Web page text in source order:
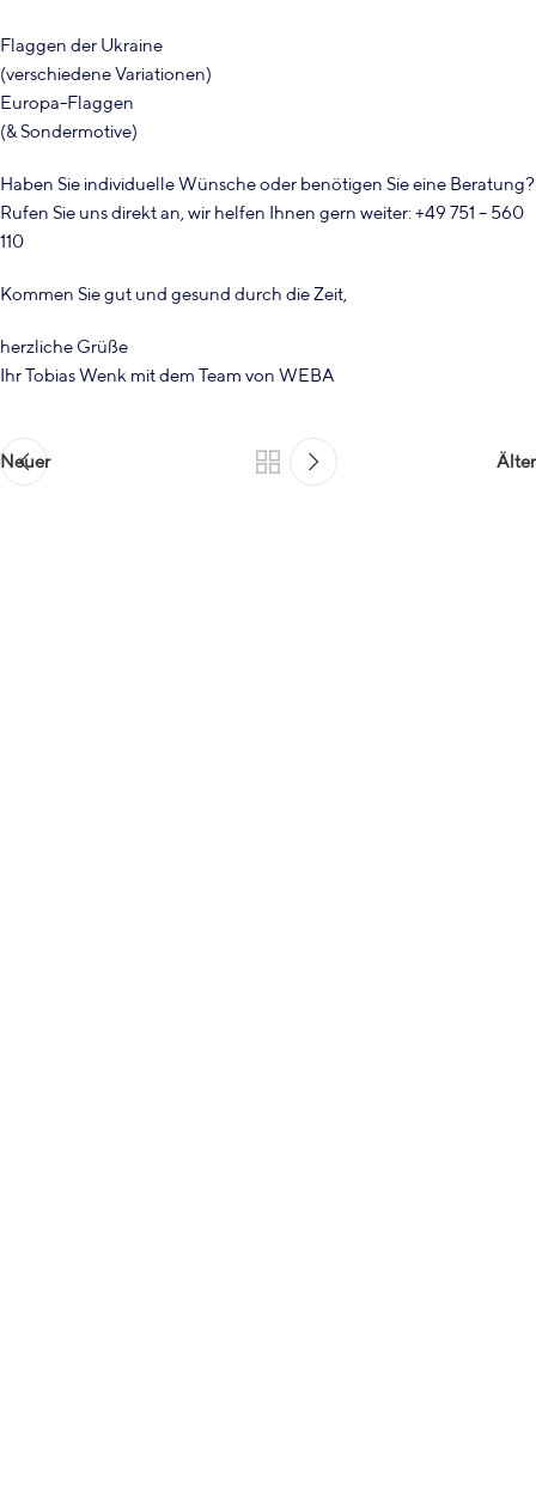
Flaggen der Ukraine
(verschiedene Variationen)
Europa-Flaggen
(& Sondermotive)
Haben Sie individuelle Wünsche oder benötigen Sie eine Beratung?
Rufen Sie uns direkt an, wir helfen Ihnen gern weiter: +49 751 – 560
110
Kommen Sie gut und gesund durch die Zeit,
herzliche Grüße
Ihr Tobias Wenk mit dem Team von WEBA
Neuer Älter